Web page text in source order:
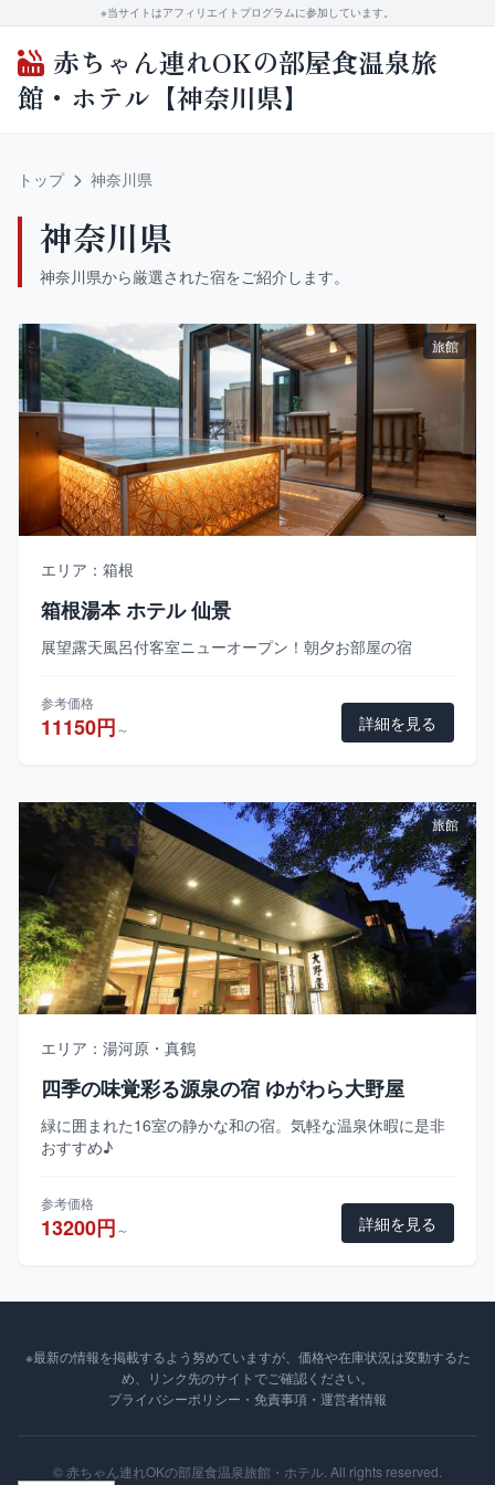
※当サイトはアフィリエイトプログラムに参加しています。
赤ちゃん連れOKの部屋食温泉旅
館・ホテル【神奈川県】
トップ 神奈川県
神奈川県
神奈川県から厳選された宿をご紹介します。
旅館
エリア：箱根
箱根湯本 ホテル 仙景
展望露天風呂付客室ニューオープン！朝夕お部屋の宿
参考価格
11150円～ 詳細を見る
旅館
エリア：湯河原・真鶴
四季の味覚彩る源泉の宿 ゆがわら大野屋
緑に囲まれた16室の静かな和の宿。気軽な温泉休暇に是非
おすすめ♪
参考価格
13200円～ 詳細を見る
※最新の情報を掲載するよう努めていますが、価格や在庫状況は変動するた
め、リンク先のサイトでご確認ください。
プライバシーポリシー・免責事項・運営者情報
© 赤ちゃん連れOKの部屋食温泉旅館・ホテル. All rights reserved.